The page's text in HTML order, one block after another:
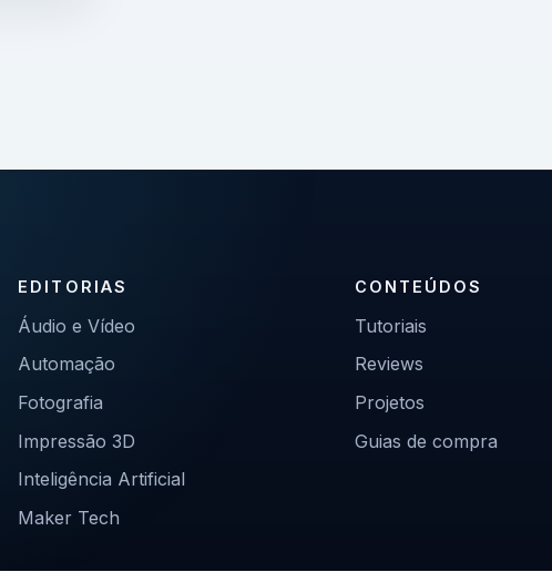
EDITORIAS
Áudio e Vídeo
Automação
Fotografia
Impressão 3D
Inteligência Artificial
Maker Tech
CONTEÚDOS
Tutoriais
Reviews
Projetos
Guias de compra